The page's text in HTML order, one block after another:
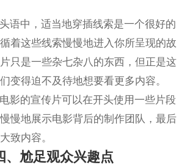
语中，适当地穿插线索是一个很好的
着这些线索慢慢地进入你所呈现的故
只是一些杂七杂八的东西，但正是这
变得迫不及待地想要看更多内容。
影的宣传片可以在开头使用一些片段
慢地展示电影背后的制作团队，最后
致内容。
、尬足观众兴趣点